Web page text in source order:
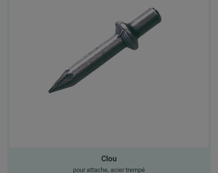
Clou
pour attache, acier trempé